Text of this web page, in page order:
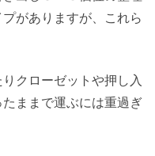
がありますが、これら
クローゼットや押し入
ままで運ぶには重過ぎ